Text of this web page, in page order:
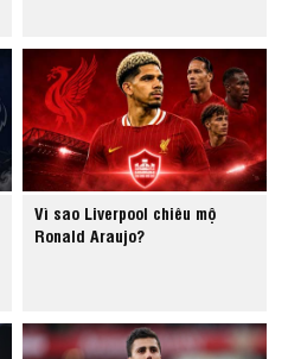
Vì sao Liverpool chiêu mộ
Ronald Araujo?